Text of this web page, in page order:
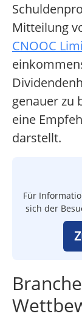
Mitteilung
CNOOC
genauer zu
eine
darstellt.
Für
sich der